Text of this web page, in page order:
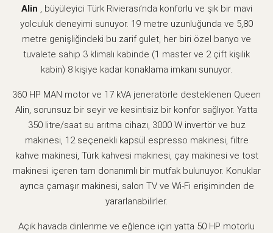
Alin , büyüleyici Türk Rivierası’nda konforlu ve şık bir mavi
yolculuk deneyimi sunuyor. 19 metre uzunluğunda ve 5,80
metre genişliğindeki bu zarif gulet, her biri özel banyo ve
tuvalete sahip 3 klimalı kabinde (1 master ve 2 çift kişilik
kabin) 8 kişiye kadar konaklama imkanı sunuyor.
360 HP MAN motor ve 17 kVA jeneratörle desteklenen Queen
Alin, sorunsuz bir seyir ve kesintisiz bir konfor sağlıyor. Yatta
350 litre/saat su arıtma cihazı, 3000 W invertör ve buz
makinesi, 12 seçenekli kapsül espresso makinesi, filtre
kahve makinesi, Türk kahvesi makinesi, çay makinesi ve tost
makinesi içeren tam donanımlı bir mutfak bulunuyor. Konuklar
ayrıca çamaşır makinesi, salon TV ve Wi-Fi erişiminden de
yararlanabilirler.
Açık havada dinlenme ve eğlence için yatta 50 HP motorlu